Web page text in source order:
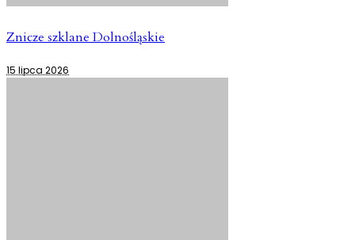
Znicze szklane Dolnośląskie
15 lipca 2026